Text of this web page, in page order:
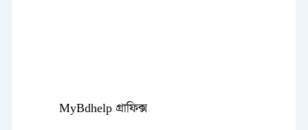
MyBdhelp গ্রাফিক্স